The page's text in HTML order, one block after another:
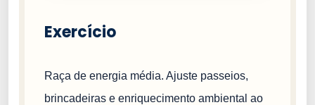
Exercício
Raça de energia média. Ajuste passeios,
brincadeiras e enriquecimento ambiental ao